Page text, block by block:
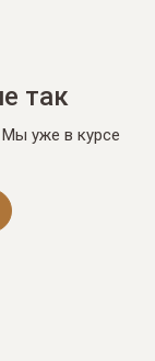
так
Мы уже в курсе